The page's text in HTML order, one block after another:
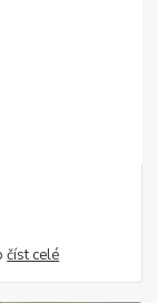
číst celé